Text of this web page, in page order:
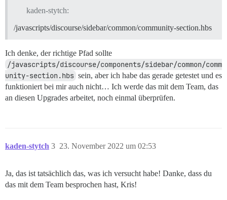
kaden-stytch:
/javascripts/discourse/sidebar/common/community-section.hbs
Ich denke, der richtige Pfad sollte
/javascripts/discourse/components/sidebar/common/comm
unity-section.hbs sein, aber ich habe das gerade getestet und es
funktioniert bei mir auch nicht… Ich werde das mit dem Team, das
an diesen Upgrades arbeitet, noch einmal überprüfen.
kaden-stytch 23. November 2022 um 02:53
3
Ja, das ist tatsächlich das, was ich versucht habe! Danke, dass du
das mit dem Team besprochen hast, Kris!